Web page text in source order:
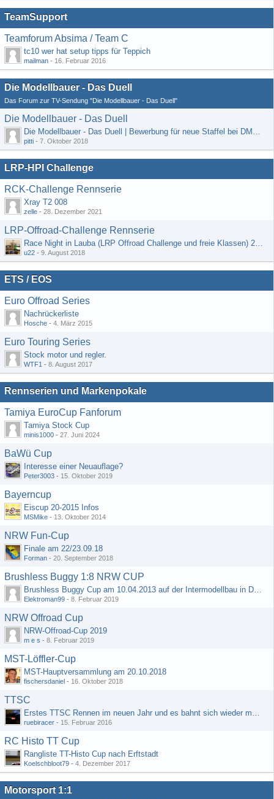
TeamSupport
Teamforum Absima / Team C
tc10 wer hat setup tipps für Teppich
mailman - 16. Februar 2016
Die Modellbauer - Das Duell
Das Forum zur TV-Sendung "Die Modellbauer - Das Duell"
Die Modellbauer - Das Duell
Die Modellbauer - Das Duell | Bewerbung für neue Staffel bei DMAX *Werbung*
pitti - 7. Oktober 2018
LRP-HPI Challenge
RCK-Challenge Rennserie
Xray T2 008
zelle - 28. Dezember 2021
LRP-Offroad-Challenge Rennserie
Race Night in Lauba (LRP Offroad Challenge und freie Klassen) 25/26.08
u22 - 9. August 2018
ETS / EOS
Euro Offroad Series
Nachrückerliste
Hosche - 4. März 2015
Euro Touring Series
Stock motor und regler.
WTF1 - 8. August 2017
Rennserien und Markenpokale
Tamiya EuroCup Fanforum
Tamiya Stock Cup
minis1000 - 27. Juni 2024
BaWü Cup
Interesse einer Neuauflage?
Peter3003 - 15. Oktober 2019
Bayerncup
Eiscup 20-2015 Infos
MSMike - 13. Oktober 2014
NRW Fun-Cup
Finale am 22/23.09.18
Forman - 20. September 2018
Brushless Buggy 1:8 NRW CUP
Brushless Buggy Cup am 10.04.2013 auf der Intermodellbau in Dortmund
Elektroman99 - 8. Februar 2019
NRW Offroad Cup
NRW-Offroad-Cup 2019
m e s - 8. Februar 2019
MST-Löffler-Cup
MST-Hauptversammlung am 20.10.2018
fischersdaniel - 16. Oktober 2018
TTSC
Erstes TTSC Rennen im neuen Jahr und es bahnt sich wieder mal eine Rekordteilnehmerzahl an
ruebiracer - 15. Februar 2016
RC Histo TT Cup
Rangliste TT-Histo Cup nach Erftstadt
Koelschbloot79 - 4. Dezember 2017
Motorsport 1:1